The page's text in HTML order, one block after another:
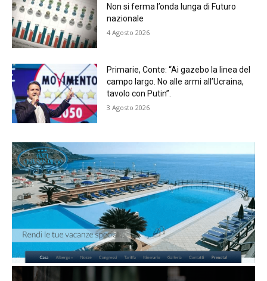
Non si ferma l’onda lunga di Futuro
nazionale
4 Agosto 2026
Primarie, Conte: “Ai gazebo la linea del
campo largo. No alle armi all’Ucraina,
tavolo con Putin”.
3 Agosto 2026